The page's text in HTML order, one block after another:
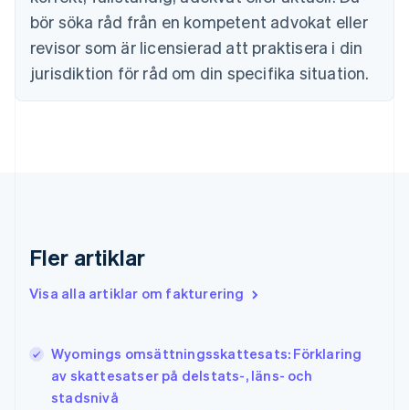
bör söka råd från en kompetent advokat eller
revisor som är licensierad att praktisera i din
jurisdiktion för råd om din specifika situation.
Fler artiklar
Visa alla artiklar om fakturering
Wyomings omsättningsskattesats: Förklaring
av skattesatser på delstats-, läns- och
stadsnivå
English
Fastlandskina
简体中文 English
Finland
EnglishSvenska
English
English简体中文
Irland
English
Italien
ItalianoEnglish